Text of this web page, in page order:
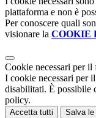
piattaforma e non è
Per conoscere quali
visionare la COOKIE
Cookie necessari per il
I cookie necessari per
disabilitati. È possibile
policy.
Accetta tutti Salva le